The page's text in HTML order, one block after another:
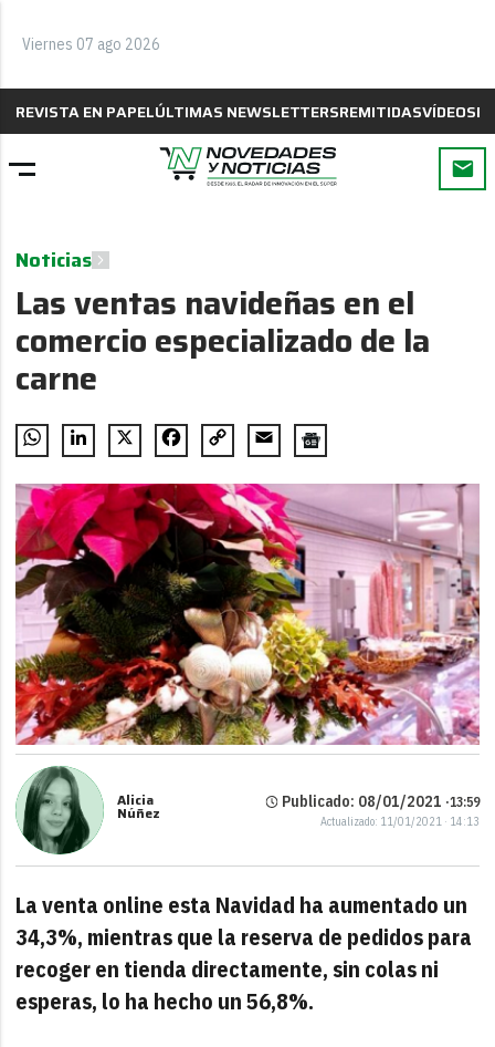
Viernes 07 ago 2026
REVISTA EN PAPELÚLTIMAS NEWSLETTERSREMITIDASVÍDEOS
Noticias
Las ventas navideñas en el
comercio especializado de la
carne
WhatsAppLinkedIn
X FacebookCopy
Email
Alicia
Núñez
Publicado: 08/01/2021 ·13:59
Actualizado: 11/01/2021 · 14:13
La venta online esta Navidad ha aumentado un
34,3%, mientras que la reserva de pedidos para
recoger en tienda directamente, sin colas ni
esperas, lo ha hecho un 56,8%.